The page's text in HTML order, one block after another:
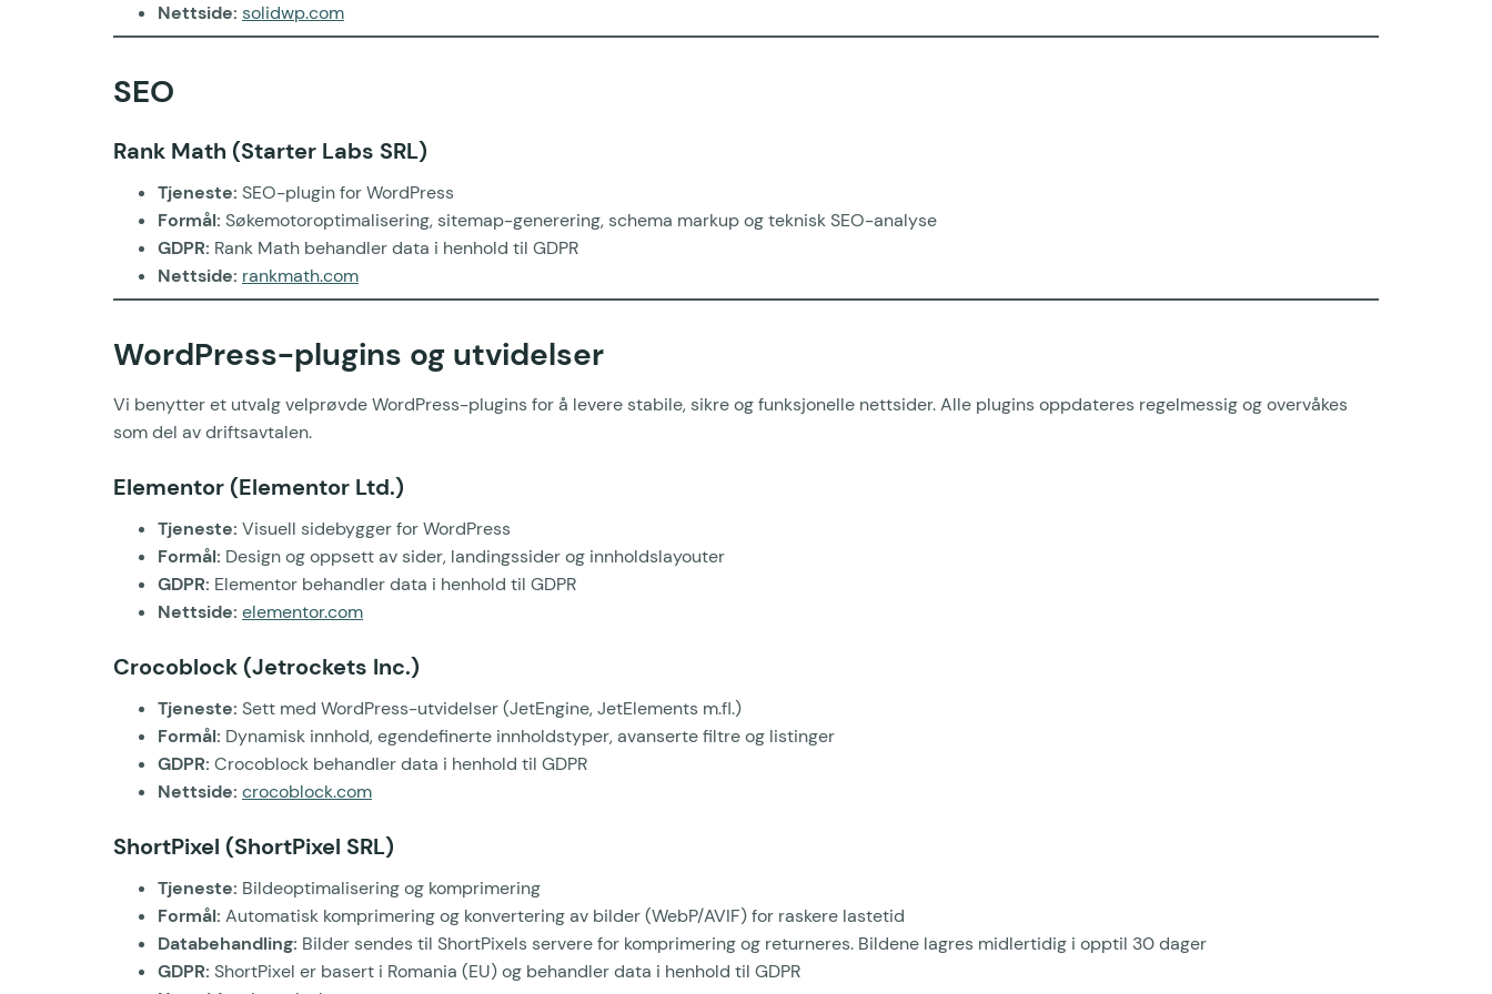
Nettside: solidwp.com
SEO
Rank Math (Starter Labs SRL)
Tjeneste: SEO-plugin for WordPress
Formål: Søkemotoroptimalisering, sitemap-generering, schema markup og teknisk SEO-analyse
GDPR: Rank Math behandler data i henhold til GDPR
Nettside: rankmath.com
WordPress-plugins og utvidelser
Vi benytter et utvalg velprøvde WordPress-plugins for å levere stabile, sikre og funksjonelle nettsider. Alle plugins oppdateres regelmessig og overvåkes
som del av driftsavtalen.
Elementor (Elementor Ltd.)
Tjeneste: Visuell sidebygger for WordPress
Formål: Design og oppsett av sider, landingssider og innholdslayouter
GDPR: Elementor behandler data i henhold til GDPR
Nettside: elementor.com
Crocoblock (Jetrockets Inc.)
Tjeneste: Sett med WordPress-utvidelser (JetEngine, JetElements m.fl.)
Formål: Dynamisk innhold, egendefinerte innholdstyper, avanserte filtre og listinger
GDPR: Crocoblock behandler data i henhold til GDPR
Nettside: crocoblock.com
ShortPixel (ShortPixel SRL)
Tjeneste: Bildeoptimalisering og komprimering
Formål: Automatisk komprimering og konvertering av bilder (WebP/AVIF) for raskere lastetid
Databehandling: Bilder sendes til ShortPixels servere for komprimering og returneres. Bildene lagres midlertidig i opptil 30 dager
GDPR: ShortPixel er basert i Romania (EU) og behandler data i henhold til GDPR